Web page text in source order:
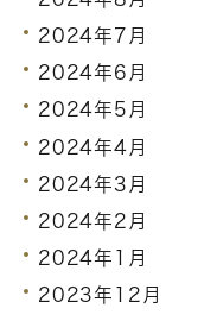
2024年7月
2024年6月
2024年5月
2024年4月
2024年3月
2024年2月
2024年1月
2023年12月